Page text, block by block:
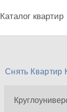
Каталог квартир
Снять Квартир